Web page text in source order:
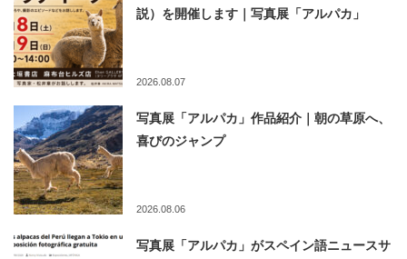
説）を開催します｜写真展「アルパカ」
2026.08.07
写真展「アルパカ」作品紹介｜朝の草原へ、
喜びのジャンプ
2026.08.06
写真展「アルパカ」がスペイン語ニュースサ